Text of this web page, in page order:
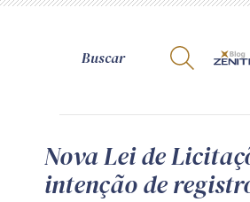
A Zênite
Como publicar
Nova Lei de
intenção de